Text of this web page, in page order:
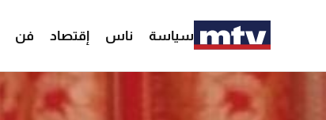
سياسة ناس إقتصاد فن